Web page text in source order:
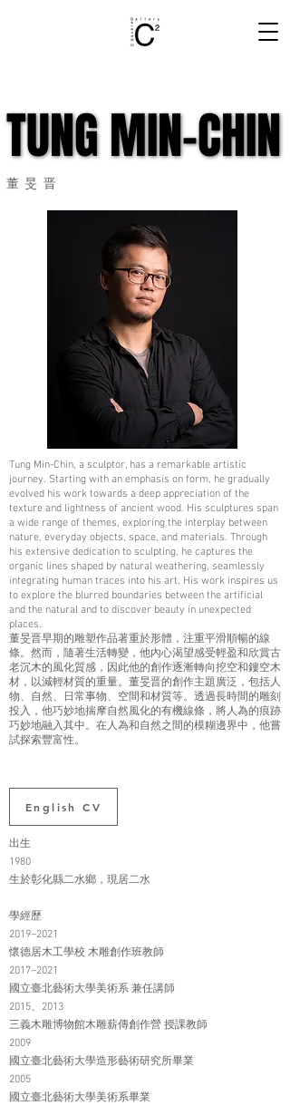
TUNG MIN-CHIN
TUNG MIN-CHIN
董旻晋
Tung Min-Chin, a sculptor, has a remarkable artistic
journey. Starting with an emphasis on form, he gradually
evolved his work towards a deep appreciation of the
texture and lightness of ancient wood. His sculptures span
a wide range of themes, exploring the interplay between
nature, everyday objects, space, and materials. Through
his extensive dedication to sculpting, he captures the
organic lines shaped by natural weathering, seamlessly
integrating human traces into his art. His work inspires us
to explore the blurred boundaries between the artificial
and the natural and to discover beauty in unexpected
places.
董旻晋早期的雕塑作品著重於形體，注重平滑順暢的線
條。然而，隨著生活轉變，他內心渴望感受輕盈和欣賞古
老沉木的風化質感，因此他的創作逐漸轉向挖空和鏤空木
材，以減輕材質的重量。董旻晋的創作主題廣泛，包括人
物、自然、日常事物、空間和材質等。透過長時間的雕刻
投入，他巧妙地揣摩自然風化的有機線條，將人為的痕跡
巧妙地融入其中。在人為和自然之間的模糊邊界中，他嘗
試探索豐富性。
English CV
出生
1980
生於彰化縣二水鄉，現居二水
學經歷
2019–2021
懷德居木工學校 木雕創作班教師
2017–2021
國立臺北藝術大學美術系 兼任講師
2015、2013
三義木雕博物館木雕薪傳創作營 授課教師
2009
國立臺北藝術大學造形藝術研究所畢業
2005
國立臺北藝術大學美術系畢業